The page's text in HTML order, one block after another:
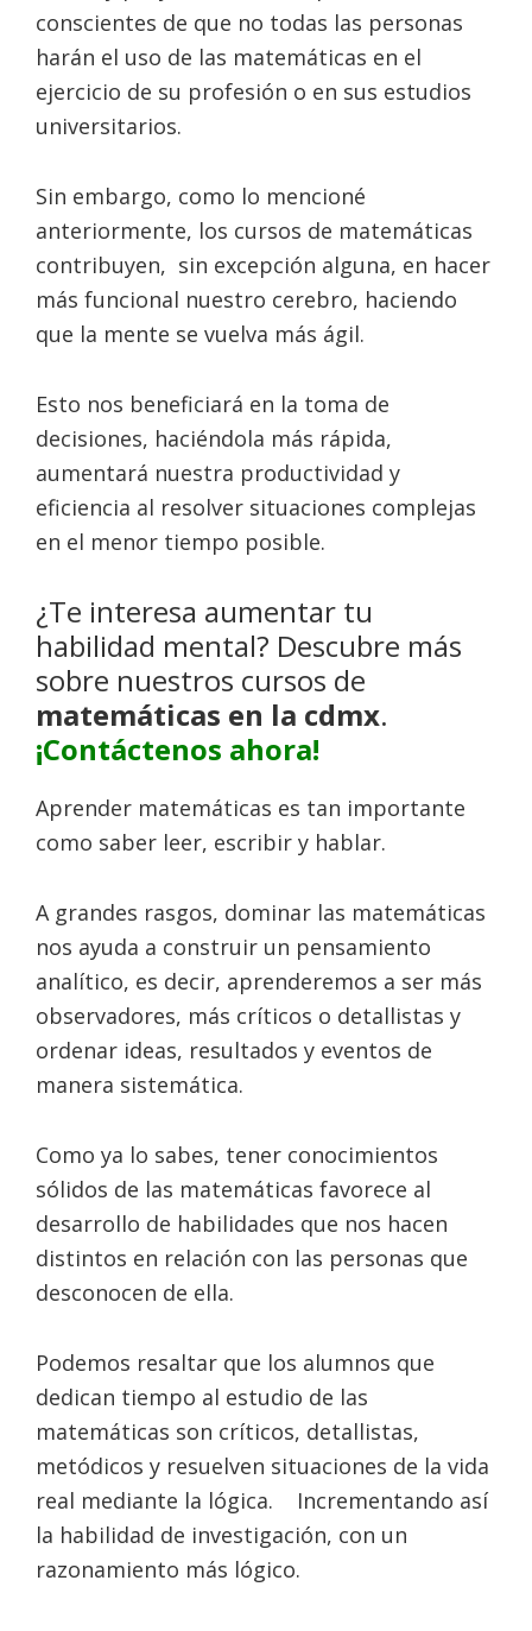
conscientes de que no todas las personas
harán el uso de las matemáticas en el
ejercicio de su profesión o en sus estudios
universitarios.
Sin embargo, como lo mencioné
anteriormente, los cursos de matemáticas
contribuyen, sin excepción alguna, en hacer
más funcional nuestro cerebro, haciendo
que la mente se vuelva más ágil.
Esto nos beneficiará en la toma de
decisiones, haciéndola más rápida,
aumentará nuestra productividad y
eficiencia al resolver situaciones complejas
en el menor tiempo posible.
¿Te interesa aumentar tu
habilidad mental? Descubre más
sobre nuestros cursos de
matemáticas en la cdmx.
¡Contáctenos ahora!
Aprender matemáticas es tan importante
como saber leer, escribir y hablar.
A grandes rasgos, dominar las matemáticas
nos ayuda a construir un pensamiento
analítico, es decir, aprenderemos a ser más
observadores, más críticos o detallistas y
ordenar ideas, resultados y eventos de
manera sistemática.
Como ya lo sabes, tener conocimientos
sólidos de las matemáticas favorece al
desarrollo de habilidades que nos hacen
distintos en relación con las personas que
desconocen de ella.
Podemos resaltar que los alumnos que
dedican tiempo al estudio de las
matemáticas son críticos, detallistas,
metódicos y resuelven situaciones de la vida
real mediante la lógica. Incrementando así
la habilidad de investigación, con un
razonamiento más lógico.